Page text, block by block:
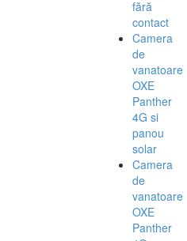
fără
contact
Camera
de
vanatoare
OXE
Panther
4G si
panou
solar
Camera
de
vanatoare
OXE
Panther